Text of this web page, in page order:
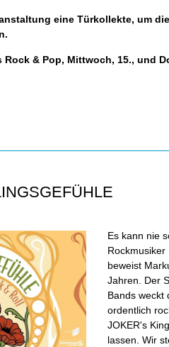
eine Türkollekte, um
& Pop, Mittwoch, 15., und
Es kann nie
beweist
Jahren. Der
Bands weckt
ordentlich
JOKER's
lassen. Wir